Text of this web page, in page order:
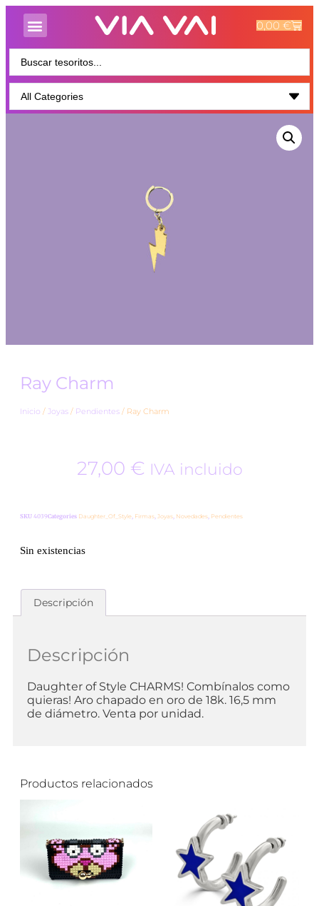
0,00€
Ray Charm
Inicio / Joyas / Pendientes / Ray Charm
27,00 € IVA incluido
SKU 4039Categories Daughter_Of_Style, Firmas, Joyas, Novedades, Pendientes
Sin existencias
Descripción
Descripción
Daughter of Style CHARMS! Combínalos como
quieras! Aro chapado en oro de 18k. 16,5 mm
de diámetro. Venta por unidad.
Productos relacionados